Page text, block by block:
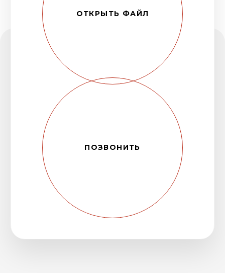
завода «Чувашкабель»
сертификат
Сертификат соответствия ЕАС
Открыть сертификат
Свидетельство о квалификации ЭКБ
Открыть сертификат